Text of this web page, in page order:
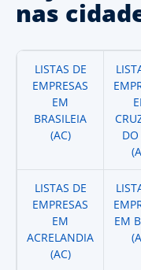
nas
LISTAS DE
EMPRESAS
EM
BRASILEIA
(AC)
DO
LISTAS DE
EMPRESAS
EM
ACRELANDIA
(AC)
EM